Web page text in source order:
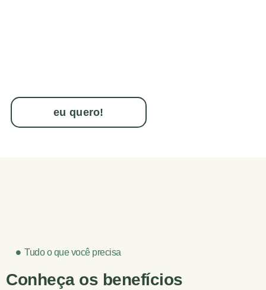
eu quero!
Tudo o que você precisa
Conheça os benefícios